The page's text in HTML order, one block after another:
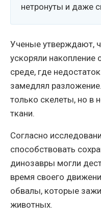
нетронуты и даже
Ученые утверждают,
ускоряли накопление
среде, где
замедлял
только скелеты, но в
ткани.
Согласно
способствовать
динозавры могли
время своего
обвалы, которые
животных.